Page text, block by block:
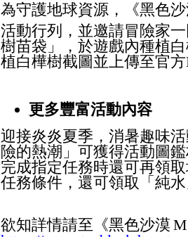
為守護地球資源，《黑色
活動行列，並邀請冒險家
樹苗袋」，於遊戲內種植
植白樺樹截圖並上傳至官方
更多豐富活動內容
迎接炎炎夏季，消暑趣味
險的熱潮」可獲得活動圖
完成指定任務時還可再領
任務條件，還可領取「純
欲知詳情請至《黑色沙漠